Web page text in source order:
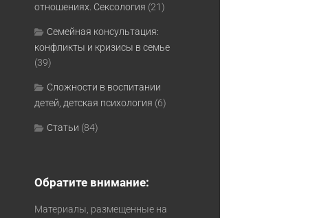
отношениях. Сексология (21)
Семейная консультация:
конфликты и кризисы в семье
(39)
Сложности в воспитании
детей, детская психология (6)
Статьи (84)
Обратите внимание:
Материалы, размещенные на